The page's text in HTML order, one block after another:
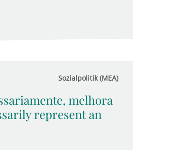
Sozialpolitik (MEA)
melhora
represent an